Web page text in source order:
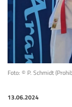
Foto: © P. Schmidt
13.06.2024